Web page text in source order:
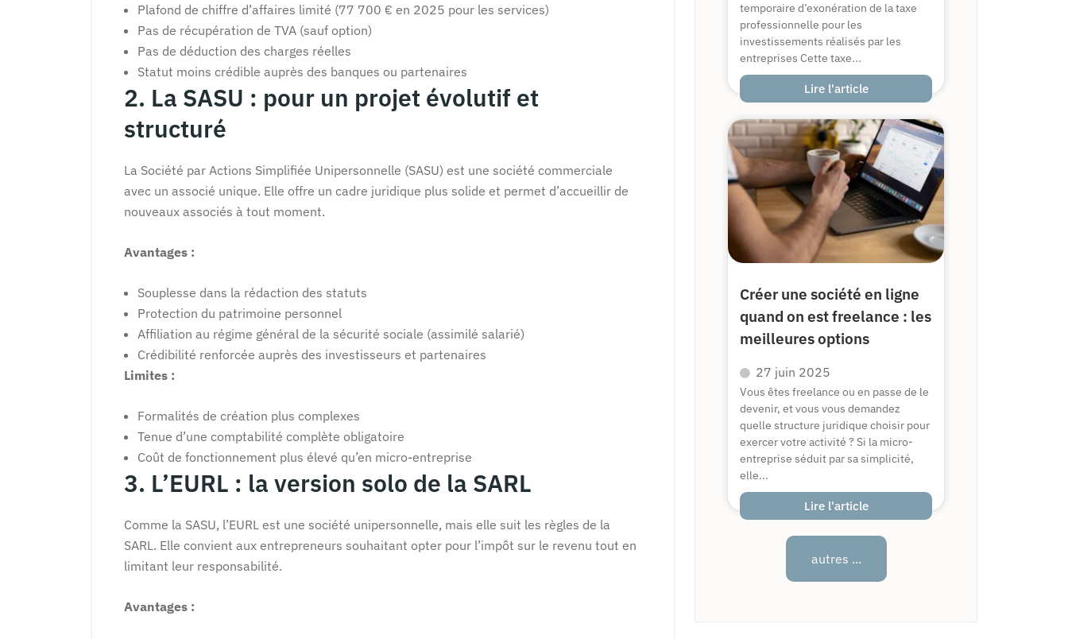
Plafond de chiffre d’affaires limité (77 700 € en 2025 pour les services)
Pas de récupération de TVA (sauf option)
Pas de déduction des charges réelles
Statut moins crédible auprès des banques ou partenaires
2. La SASU : pour un projet évolutif et
structuré
La Société par Actions Simplifiée Unipersonnelle (SASU) est une société commerciale
avec un associé unique. Elle offre un cadre juridique plus solide et permet d’accueillir de
nouveaux associés à tout moment.
Avantages :
Souplesse dans la rédaction des statuts
Protection du patrimoine personnel
Affiliation au régime général de la sécurité sociale (assimilé salarié)
Crédibilité renforcée auprès des investisseurs et partenaires
Limites :
Formalités de création plus complexes
Tenue d’une comptabilité complète obligatoire
Coût de fonctionnement plus élevé qu’en micro-entreprise
3. L’EURL : la version solo de la SARL
Comme la SASU, l’EURL est une société unipersonnelle, mais elle suit les règles de la
SARL. Elle convient aux entrepreneurs souhaitant opter pour l’impôt sur le revenu tout en
limitant leur responsabilité.
Avantages :
temporaire d’exonération de la taxe
professionnelle pour les
investissements réalisés par les
entreprises Cette taxe...
Lire l'article
Créer une société en ligne
quand on est freelance : les
meilleures options
27 juin 2025
Vous êtes freelance ou en passe de le
devenir, et vous vous demandez
quelle structure juridique choisir pour
exercer votre activité ? Si la micro-
entreprise séduit par sa simplicité,
elle...
Lire l'article
autres ...